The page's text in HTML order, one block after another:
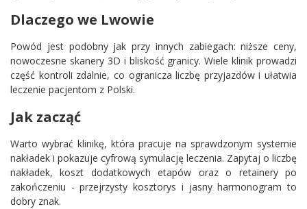
Dlaczego we Lwowie
Powód jest podobny jak przy innych zabiegach: niższe ceny,
nowoczesne skanery 3D i bliskość granicy. Wiele klinik prowadzi
część kontroli zdalnie, co ogranicza liczbę przyjazdów i ułatwia
leczenie pacjentom z Polski.
Jak zacząć
Warto wybrać klinikę, która pracuje na sprawdzonym systemie
nakładek i pokazuje cyfrową symulację leczenia. Zapytaj o liczbę
nakładek, koszt dodatkowych etapów oraz o retainery po
zakończeniu - przejrzysty kosztorys i jasny harmonogram to
dobry znak.